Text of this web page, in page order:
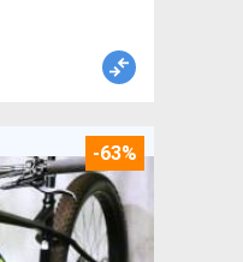
-63%